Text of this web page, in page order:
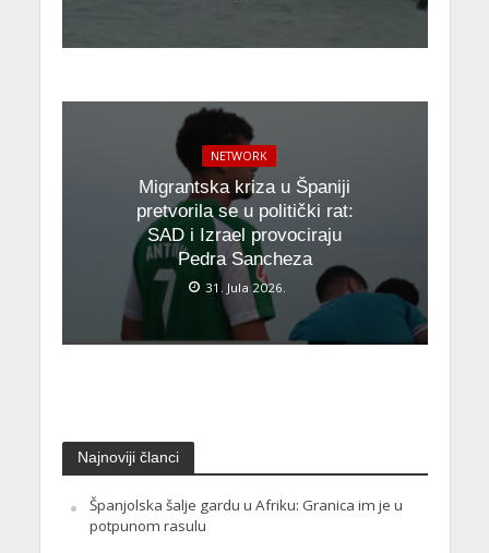
NETWORK
Migrantska kriza u Španiji
pretvorila se u politički rat:
SAD i Izrael provociraju
Pedra Sancheza
31. Jula 2026.
Najnoviji članci
Španjolska šalje gardu u Afriku: Granica im je u
potpunom rasulu